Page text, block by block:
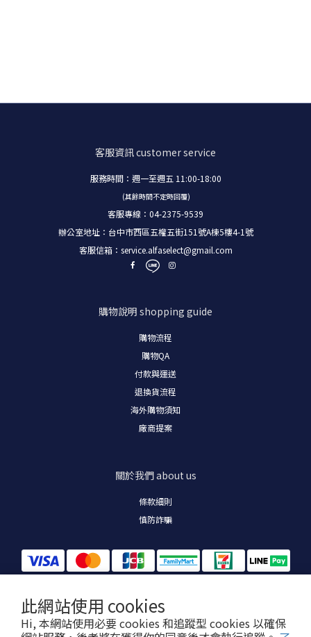
此網站使用 cookies
Hi, 本網站使用必要 cookies 和追蹤型 cookies 以確保
客服資訊customer service
服務時間：週一至週五 11:00-18:00
(其餘時間不定時回覆)
客服專線：04-2375-9539
辦公室地址：台中市西區五權五街151號A棟5樓4-1號
客服信箱： service.alfaselect@gmail.com
購物說明 shopping guide
購物流程
購物QA
付款與運送
退換貨流程
海外購物須知
廠商提案
關於我們about us
條款細則
慎防詐騙
我們絕對不會打電話要求您變更付款條件、提供 OTP 驗證碼或操作 ATM。